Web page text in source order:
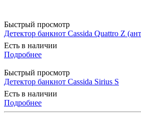
Быстрый просмотр
Детектор банкнот Cassida Quattro Z
Есть в наличии
Подробнее
Быстрый просмотр
Детектор банкнот Cassida Sirius S
Есть в наличии
Подробнее